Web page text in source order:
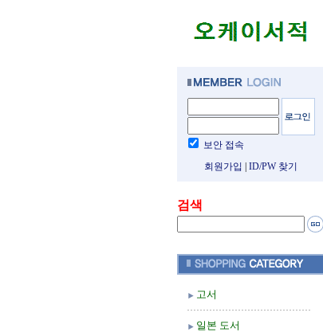
보안 접속
회원가입
ID/PW 찾기
검색
고서
일본 도서